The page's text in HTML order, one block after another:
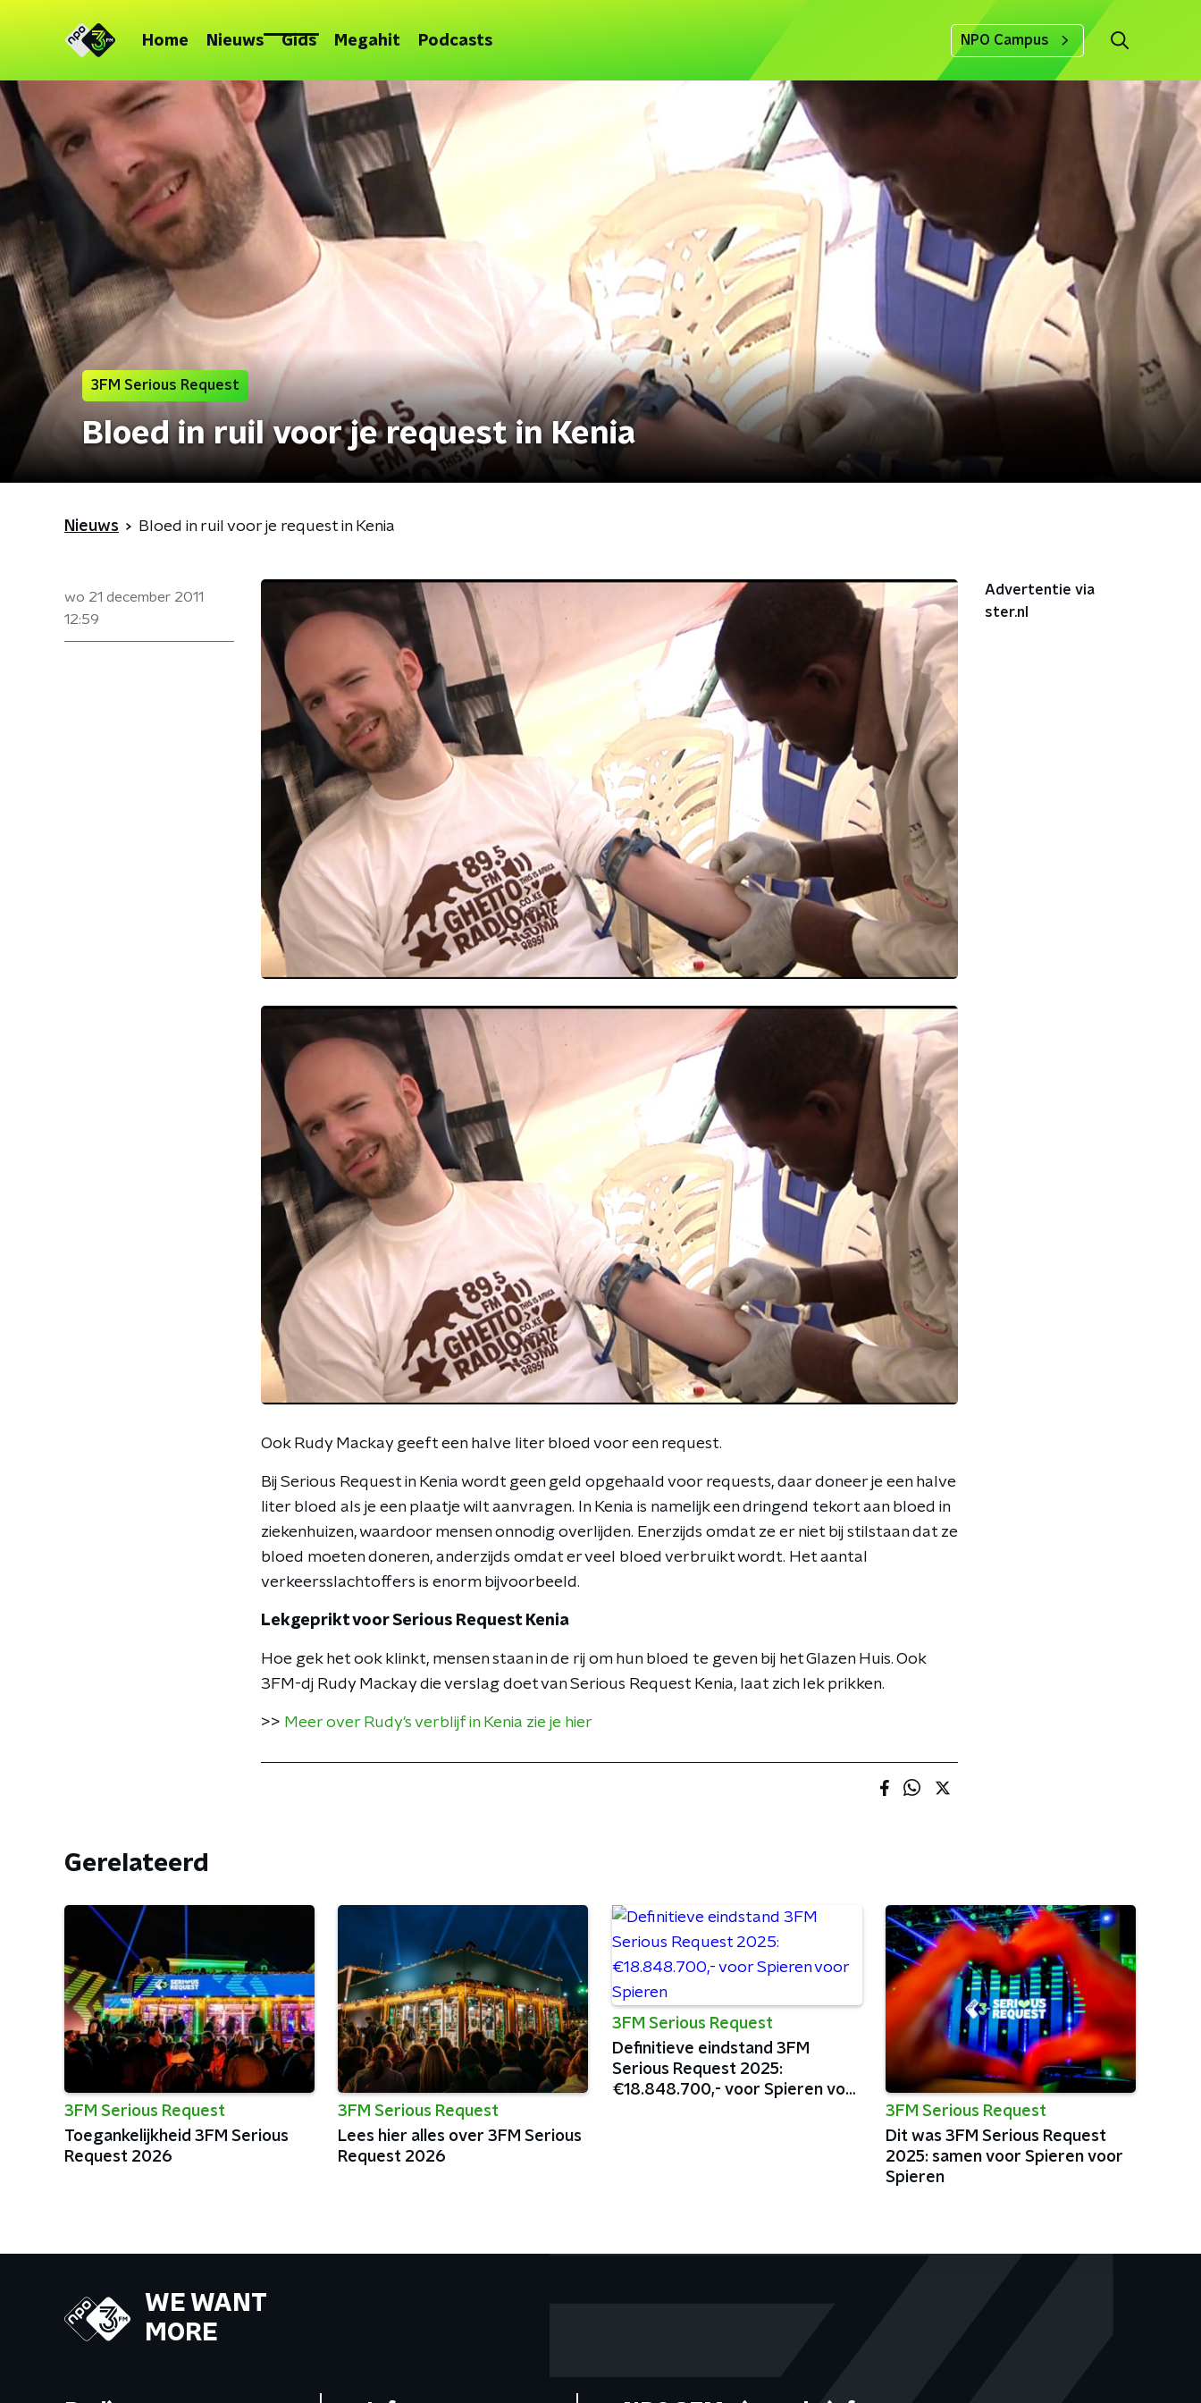
Home Nieuws Gids Megahit Podcasts NPO Campus
3FM Serious Request
Bloed in ruil voor je request in Kenia
Nieuws Bloed in ruil voor je request in Kenia
wo 21 december 2011
12:59
Ook Rudy Mackay geeft een halve liter bloed voor een request.
Bij Serious Request in Kenia wordt geen geld opgehaald voor requests, daar doneer je een halve
liter bloed als je een plaatje wilt aanvragen. In Kenia is namelijk een dringend tekort aan bloed in
ziekenhuizen, waardoor mensen onnodig overlijden. Enerzijds omdat ze er niet bij stilstaan dat ze
bloed moeten doneren, anderzijds omdat er veel bloed verbruikt wordt. Het aantal
verkeersslachtoffers is enorm bijvoorbeeld.
Lekgeprikt voor Serious Request Kenia
Hoe gek het ook klinkt, mensen staan in de rij om hun bloed te geven bij het Glazen Huis. Ook
3FM-dj Rudy Mackay die verslag doet van Serious Request Kenia, laat zich lek prikken.
>> Meer over Rudy's verblijf in Kenia zie je hier
Advertentie via
ster.nl
Gerelateerd
3FM Serious Request
Toegankelijkheid 3FM Serious
Request 2026
3FM Serious Request
Lees hier alles over 3FM Serious
Request 2026
3FM Serious Request
Definitieve eindstand 3FM
Serious Request 2025:
€18.848.700,- voor Spieren voor
3FM Serious Request
Dit was 3FM Serious Request
2025: samen voor Spieren voor
Spieren
WE WANT
MORE